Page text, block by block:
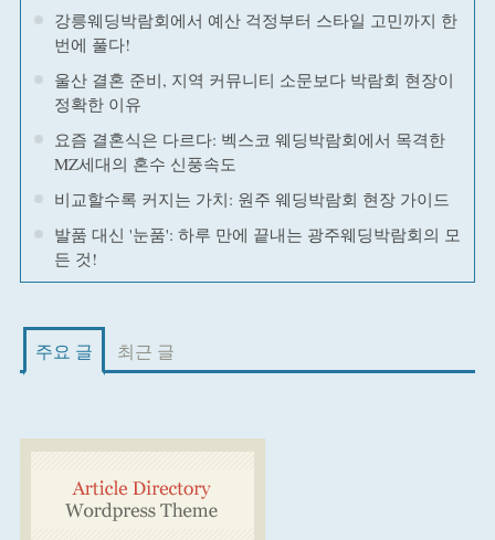
강릉웨딩박람회에서 예산 걱정부터 스타일 고민까지 한
번에 풀다!
울산 결혼 준비, 지역 커뮤니티 소문보다 박람회 현장이
정확한 이유
요즘 결혼식은 다르다: 벡스코 웨딩박람회에서 목격한
MZ세대의 혼수 신풍속도
비교할수록 커지는 가치: 원주 웨딩박람회 현장 가이드
발품 대신 '눈품': 하루 만에 끝내는 광주웨딩박람회의 모
든 것!
주요 글 최근 글